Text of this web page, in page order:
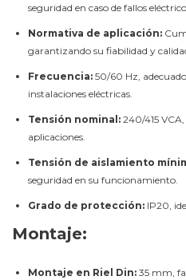
seguridad en caso de fallos
Normativa de aplicación:
garantizando su fiabilidad y
Frecuencia: 50/60 Hz,
instalaciones eléctricas.
Tensión nominal: 240/415
aplicaciones.
Tensión de aislamiento
seguridad en su funcionamiento.
Grado de protección: IP20,
Montaje:
Montaje en Riel Din: 35 mm,